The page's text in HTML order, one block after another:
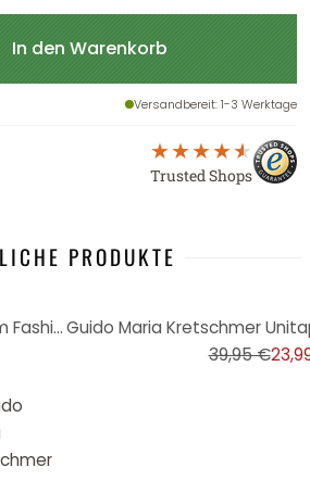
In den Warenkorb
Versandbereit: 1-3 Werktage
Trusted Shops
PRODUKTE
Guido Maria Kretschmer Unitapete Echo & Soft Loom Fashion for Walls 5 ecru
39,95 €